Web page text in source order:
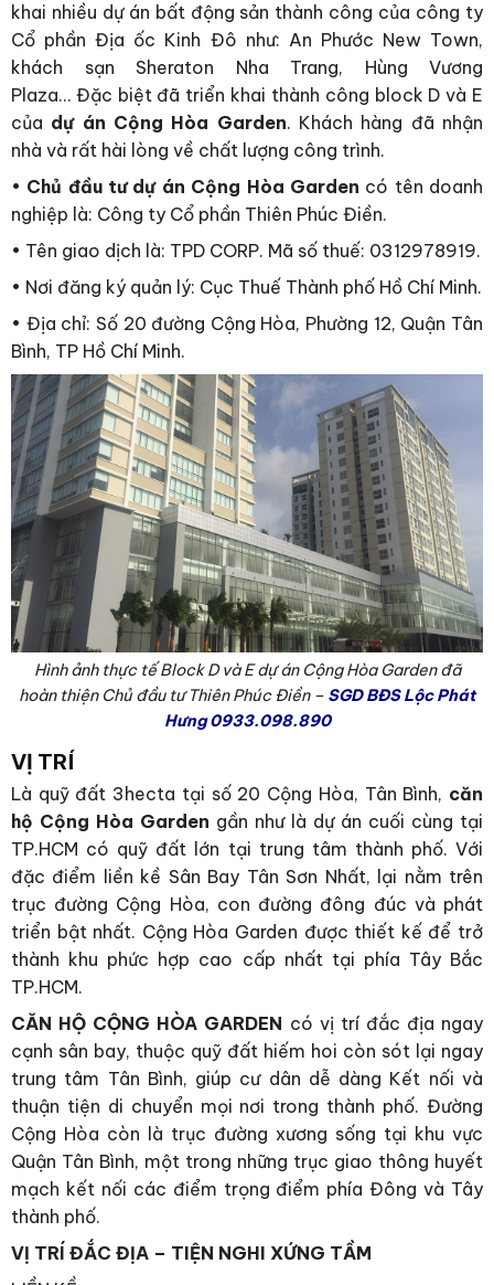
khai nhiều dự án bất động sản thành công của công ty
Cổ phần Địa ốc Kinh Đô như: An Phước New Town,
khách sạn Sheraton Nha Trang, Hùng Vương
Plaza… Đặc biệt đã triển khai thành công block D và E
của dự án Cộng Hòa Garden. Khách hàng đã nhận
nhà và rất hài lòng về chất lượng công trình.
• Chủ đầu tư dự án Cộng Hòa Garden có tên doanh
nghiệp là: Công ty Cổ phần Thiên Phúc Điền.
• Tên giao dịch là: TPD CORP. Mã số thuế: 0312978919.
• Nơi đăng ký quản lý: Cục Thuế Thành phố Hồ Chí Minh.
• Địa chỉ: Số 20 đường Cộng Hòa, Phường 12, Quận Tân
Bình, TP Hồ Chí Minh.
Hình ảnh thực tế Block D và E dự án Cộng Hòa Garden đã
hoàn thiện Chủ đầu tư Thiên Phúc Điền – SGD BĐS Lộc Phát
Hưng 0933.098.890
VỊ TRÍ
Là quỹ đất 3hecta tại số 20 Cộng Hòa, Tân Bình, căn
hộ Cộng Hòa Garden gần như là dự án cuối cùng tại
TP.HCM có quỹ đất lớn tại trung tâm thành phố. Với
đặc điểm liền kề Sân Bay Tân Sơn Nhất, lại nằm trên
trục đường Cộng Hòa, con đường đông đúc và phát
triển bật nhất. Cộng Hòa Garden được thiết kế để trở
thành khu phức hợp cao cấp nhất tại phía Tây Bắc
TP.HCM.
CĂN HỘ CỘNG HÒA GARDEN có vị trí đắc địa ngay
cạnh sân bay, thuộc quỹ đất hiếm hoi còn sót lại ngay
trung tâm Tân Bình, giúp cư dân dễ dàng Kết nối và
thuận tiện di chuyển mọi nơi trong thành phố. Đường
Cộng Hòa còn là trục đường xương sống tại khu vực
Quận Tân Bình, một trong những trục giao thông huyết
mạch kết nối các điểm trọng điểm phía Đông và Tây
thành phố.
VỊ TRÍ ĐẮC ĐỊA – TIỆN NGHI XỨNG TẦM